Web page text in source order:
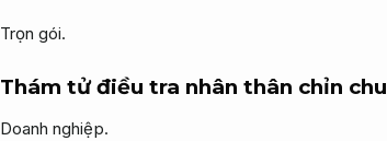
Trọn gói.
Thám tử điều tra nhân thân chỉn chu
Doanh nghiệp.